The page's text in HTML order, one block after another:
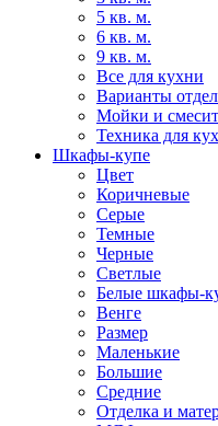
5 кв. м.
6 кв. м.
9 кв. м.
Все для кухни
Варианты
Мойки и
Техника для
Шкафы-купе
Цвет
Коричневые
Серые
Темные
Черные
Светлые
Белые шкафы-
Венге
Размер
Маленькие
Большие
Средние
Отделка и